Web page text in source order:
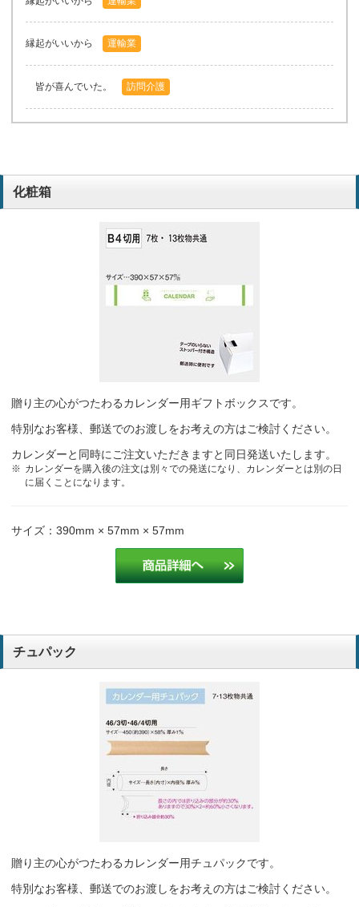
縁起がいいから 運輸業
皆が喜んでいた。 訪問介護
化粧箱
贈り主の心がつたわるカレンダー用ギフトボックスです。
特別なお客様、郵送でのお渡しをお考えの方はご検討ください。
カレンダーと同時にご注文いただきますと同日発送いたします。
カレンダーを購入後の注文は別々での発送になり、カレンダーとは別の日
に届くことになります。
サイズ：390mm × 57mm × 57mm
チュパック
贈り主の心がつたわるカレンダー用チュパックです。
特別なお客様、郵送でのお渡しをお考えの方はご検討ください。